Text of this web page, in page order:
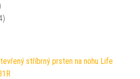
stříbrný prsten na nohu Life